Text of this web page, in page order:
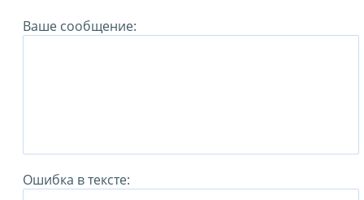
Ваше сообщение:
Ошибка в тексте: